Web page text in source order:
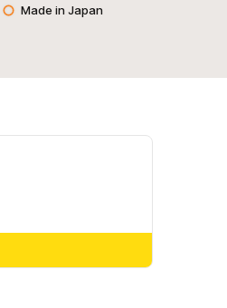
Made in Japan